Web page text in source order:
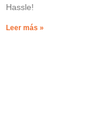
Hassle!
Leer más »